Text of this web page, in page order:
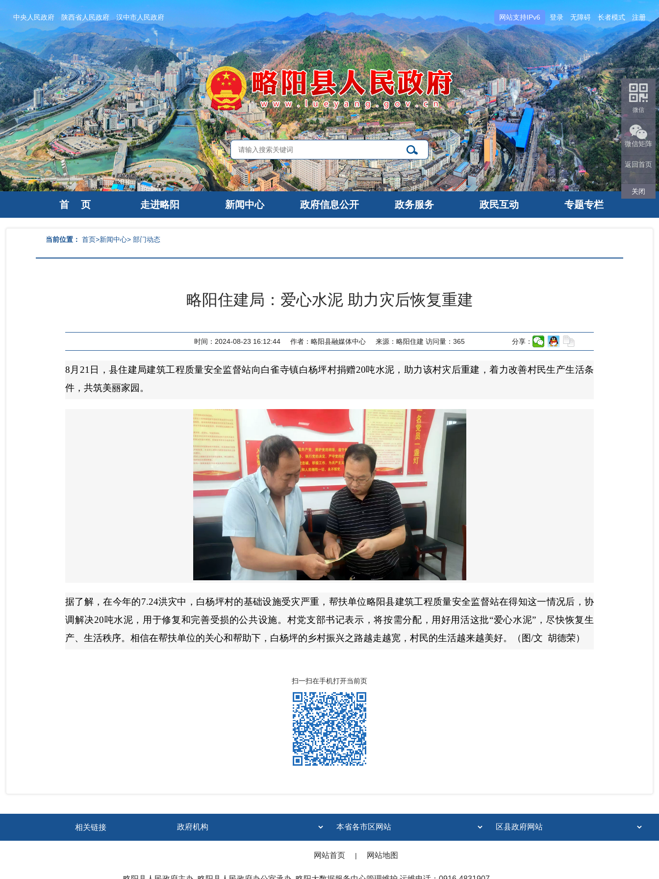
中央人民政府 陕西省人民政府 汉中市人民政府 网站支持IPv6 登录 无障碍 长者模式 注册
首 页 走进略阳 新闻中心 政府信息公开 政务服务 政民互动 专题专栏
当前位置： 首页>新闻中心> 部门动态
略阳住建局：爱心水泥 助力灾后恢复重建
时间：2024-08-23 16:12:44 作者： 略阳县融媒体中心 来源： 略阳住建 访问量： 365 分享：
8月21日，县住建局建筑工程质量安全监督站向白雀寺镇白杨坪村捐赠20吨水泥，助力该村灾后重建，着力改善村民生产生活条
件，共筑美丽家园。
据了解，在今年的7.24洪灾中，白杨坪村的基础设施受灾严重，帮扶单位略阳县建筑工程质量安全监督站在得知这一情况后，协
调解决20吨水泥，用于修复和完善受损的公共设施。村党支部书记表示，将按需分配，用好用活这批“爱心水泥”，尽快恢复生
产、生活秩序。相信在帮扶单位的关心和帮助下，白杨坪的乡村振兴之路越走越宽，村民的生活越来越美好。（图/文 胡德荣）
扫一扫在手机打开当前页
相关链接
网站首页 | 网站地图
微信
微信矩阵
返回首页
关闭